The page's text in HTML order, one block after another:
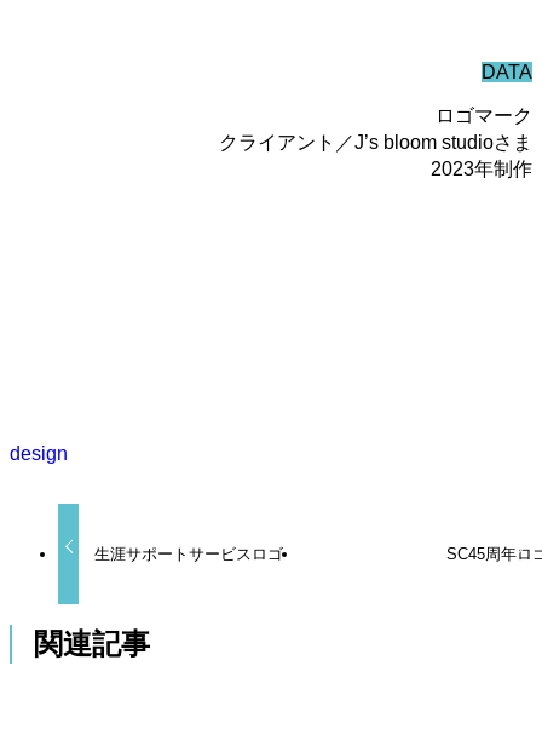
DATA
ロゴマーク
クライアント／J’s bloom studioさま
2023年制作
design
生涯サポートサービスロゴ SC45周年ロ
関連記事